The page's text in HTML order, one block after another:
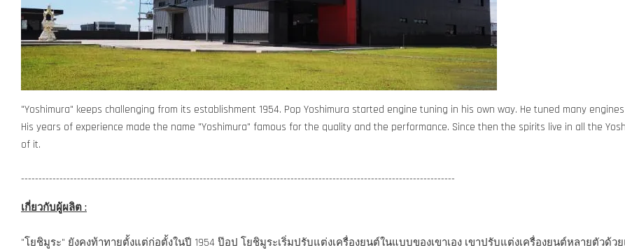
"Yoshimura" keeps challenging from its establishment 1954. Pop Yoshimura started engine tuning in his own way. He tuned many
His years of experience made the name "Yoshimura" famous for the quality and the performance. Since then the spirits live in all the
of it.
----------------------------------------------------------------------------------------------------------------------------
เกี่ยวกับผู้ผลิต :
"โยชิมูระ" ยังคงท้าทายตั้งแต่ก่อตั้งในปี 1954 ป๊อป โยชิมูระเริ่มปรับแต่งเครื่องยนต์ในแบบของเขาเอง เขาปรับแต่งเครื่องยนต์หลายตัว